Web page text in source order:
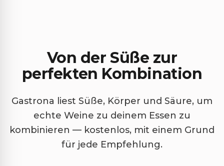
Von der Süße zur
perfekten Kombination
Gastrona liest Süße, Körper und Säure, um
echte Weine zu deinem Essen zu
kombinieren — kostenlos, mit einem Grund
für jede Empfehlung.